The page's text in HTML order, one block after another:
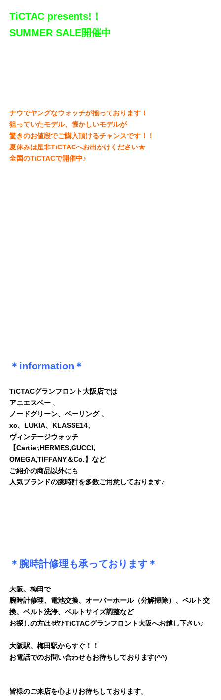
TiCTAC presents!！
SUMMER SALE開催中
ナウでヤングなウォッチが揃っております！
狙っていたモデル、懐かしいモデルが
驚きのお値段でご購入頂けるチャンスです！！
夏休みは是非TiCTACへお出かけください★
全国のTiCTACで開催中♪
＊information＊
TiCTACグランフロント大阪店では
アニエスベー 、
ノードグリーン、ベーリング 、
xc、LUKIA、KLASSE14、
ヴィンテージウォッチ
【Cartier,HERMES,GUCCI,
OMEGA,TlFFANY＆Co.】など
ご紹介の商品以外にも
人気ブランドの腕時計を多数ご用意しております♪
＊腕時計修理も承っております＊
大阪、梅田で
腕時計修理、電池交換、オーバーホール（分解掃除）、ベルト交
換、ベルト洗浄、ベルトサイズ調整など
お探しの方はぜひTiCTACグランフロント大阪へお越し下さい♪
大阪駅、梅田駅からすぐ！！
お電話でのお問い合わせもお待ちしております(^^)
皆様のご来店を心よりお待ちしております。